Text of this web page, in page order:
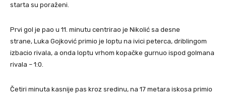
starta su poraženi.
Prvi gol je pao u 11. minutu centrirao je Nikolić sa desne
strane, Luka Gojković primio je loptu na ivici peterca, driblingom
izbacio rivala, a onda loptu vrhom kopačke gurnuo ispod golmana
rivala – 1:0.
Četiri minuta kasnije pas kroz sredinu, na 17 metara iskosa primio